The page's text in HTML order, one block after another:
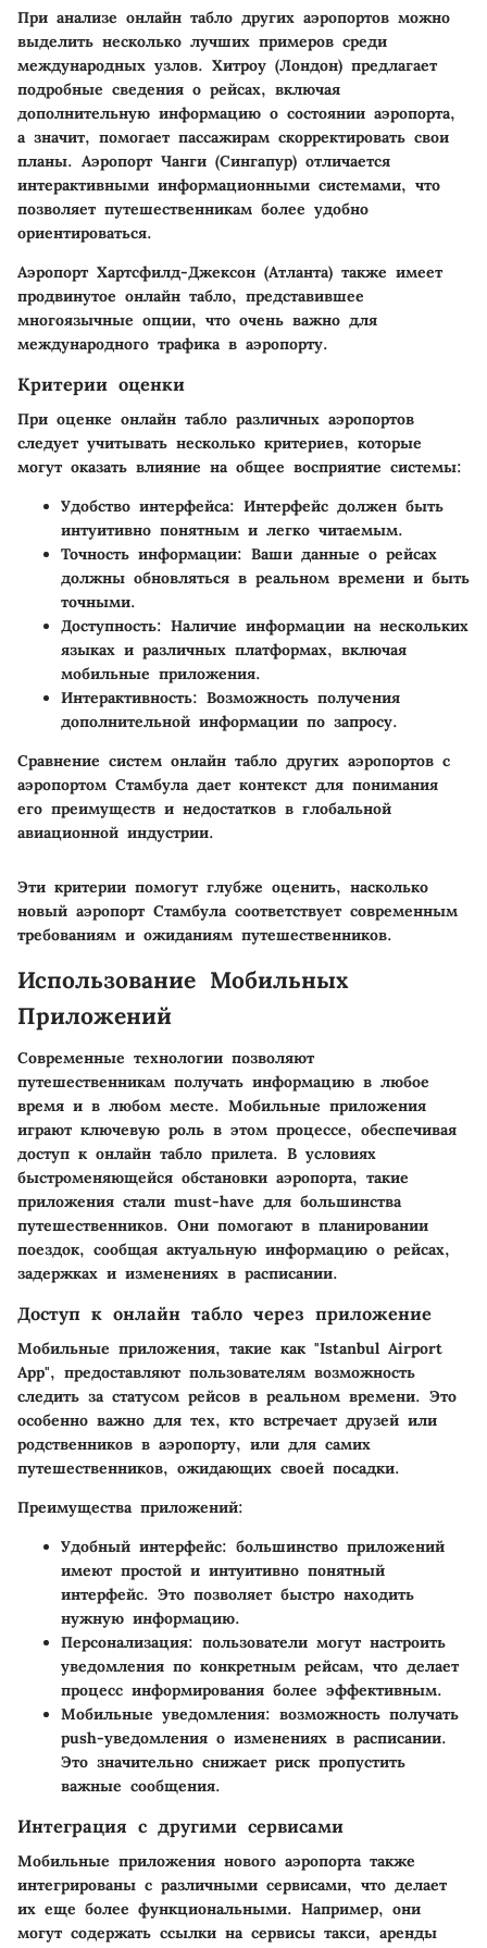
При анализе онлайн табло других аэропортов можно
выделить несколько лучших примеров среди
международных узлов. Хитроу (Лондон) предлагает
подробные сведения о рейсах, включая
дополнительную информацию о состоянии аэропорта,
а значит, помогает пассажирам скорректировать свои
планы. Аэропорт Чанги (Сингапур) отличается
интерактивными информационными системами, что
позволяет путешественникам более удобно
ориентироваться.
Аэропорт Хартсфилд-Джексон (Атланта) также имеет
продвинутое онлайн табло, представившее
многоязычные опции, что очень важно для
международного трафика в аэропорту.
Критерии оценки
При оценке онлайн табло различных аэропортов
следует учитывать несколько критериев, которые
могут оказать влияние на общее восприятие системы:
Удобство интерфейса: Интерфейс должен быть
интуитивно понятным и легко читаемым.
Точность информации: Ваши данные о рейсах
должны обновляться в реальном времени и быть
точными.
Доступность: Наличие информации на нескольких
языках и различных платформах, включая
мобильные приложения.
Интерактивность: Возможность получения
дополнительной информации по запросу.
Сравнение систем онлайн табло других аэропортов с
аэропортом Стамбула дает контекст для понимания
его преимуществ и недостатков в глобальной
авиационной индустрии.
Эти критерии помогут глубже оценить, насколько
новый аэропорт Стамбула соответствует современным
требованиям и ожиданиям путешественников.
Использование Мобильных
Приложений
Современные технологии позволяют
путешественникам получать информацию в любое
время и в любом месте. Мобильные приложения
играют ключевую роль в этом процессе, обеспечивая
доступ к онлайн табло прилета. В условиях
быстроменяющейся обстановки аэропорта, такие
приложения стали must-have для большинства
путешественников. Они помогают в планировании
поездок, сообщая актуальную информацию о рейсах,
задержках и изменениях в расписании.
Доступ к онлайн табло через приложение
Мобильные приложения, такие как "Istanbul Airport
App", предоставляют пользователям возможность
следить за статусом рейсов в реальном времени. Это
особенно важно для тех, кто встречает друзей или
родственников в аэропорту, или для самих
путешественников, ожидающих своей посадки.
Преимущества приложений:
Удобный интерфейс: большинство приложений
имеют простой и интуитивно понятный
интерфейс. Это позволяет быстро находить
нужную информацию.
Персонализация: пользователи могут настроить
уведомления по конкретным рейсам, что делает
процесс информирования более эффективным.
Мобильные уведомления: возможность получать
push-уведомления о изменениях в расписании.
Это значительно снижает риск пропустить
важные сообщения.
Интеграция с другими сервисами
Мобильные приложения нового аэропорта также
интегрированы с различными сервисами, что делает
их еще более функциональными. Например, они
могут содержать ссылки на сервисы такси, аренды